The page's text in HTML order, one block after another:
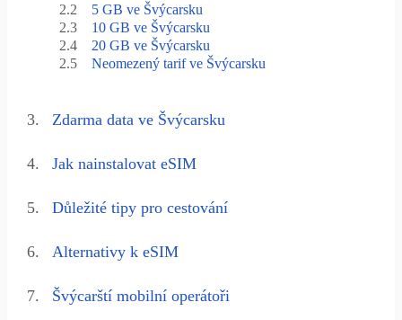
2.2
5 GB ve Švýcarsku
2.3
10 GB ve Švýcarsku
2.4
20 GB ve Švýcarsku
2.5
Neomezený tarif ve Švýcarsku
3. Zdarma data ve Švýcarsku
4. Jak nainstalovat eSIM
5. Důležité tipy pro cestování
6. Alternativy k eSIM
7. Švýcarští mobilní operátoři